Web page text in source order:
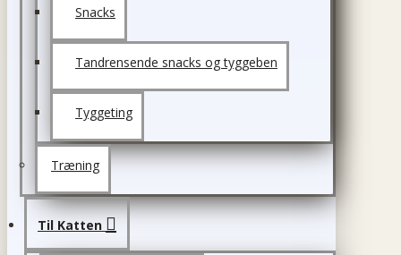
Snacks
Tandrensende snacks og tyggeben
Tyggeting
Træning
Til Katten